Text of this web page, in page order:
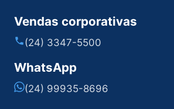
Vendas corporativas
(24) 3347-5500
WhatsApp
(24) 99935-8696